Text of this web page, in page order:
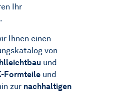
Ihr
Ihnen einen
von
und
Formteile und
zur nachhaltigen